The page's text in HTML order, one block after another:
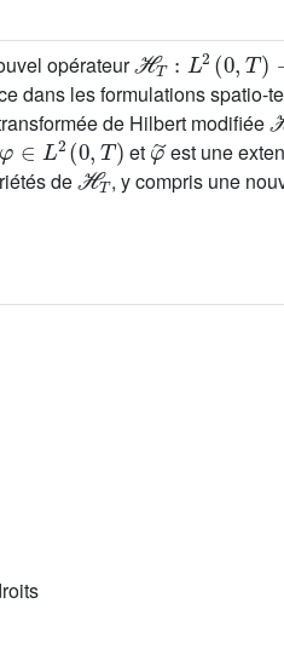
opérateur
ℋT:L2(0,T)→
dans les formulations
de Hilbert modifiée
φ∈L2(0,T)
et
φ˜
est une
de
ℋT
, y compris une